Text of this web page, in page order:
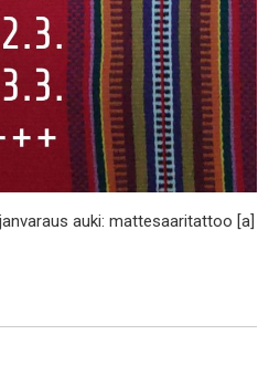
auki: mattesaaritattoo [a]